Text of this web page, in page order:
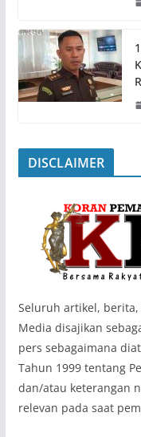
DISCLAIMER
‎Seluruh artikel,
Media disajikan
pers sebagaimana
Tahun 1999 tentang
dan/atau keterangan
relevan pada saat